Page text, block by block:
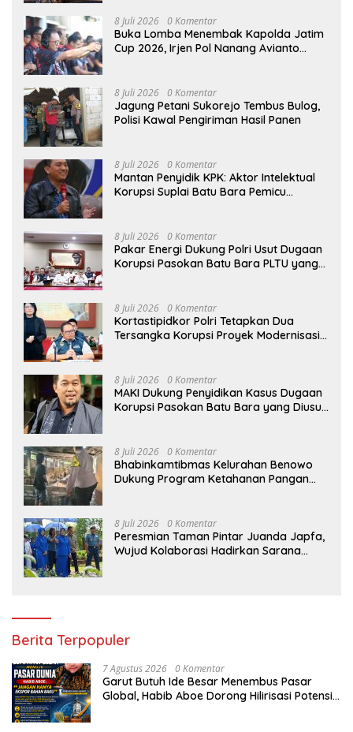
8 Juli 2026 0 Komentar
Buka Lomba Menembak Kapolda Jatim
Cup 2026, Irjen Pol Nanang Avianto
8 Juli 2026 0 Komentar
Jagung Petani Sukorejo Tembus Bulog,
Polisi Kawal Pengiriman Hasil Panen
8 Juli 2026 0 Komentar
Mantan Penyidik KPK: Aktor Intelektual
Korupsi Suplai Batu Bara Pemicu
8 Juli 2026 0 Komentar
Pakar Energi Dukung Polri Usut Dugaan
Korupsi Pasokan Batu Bara PLTU yang
8 Juli 2026 0 Komentar
Kortastipidkor Polri Tetapkan Dua
Tersangka Korupsi Proyek Modernisasi
8 Juli 2026 0 Komentar
MAKI Dukung Penyidikan Kasus Dugaan
Korupsi Pasokan Batu Bara yang Diusut
8 Juli 2026 0 Komentar
Bhabinkamtibmas Kelurahan Benowo
Dukung Program Ketahanan Pangan
8 Juli 2026 0 Komentar
Peresmian Taman Pintar Juanda Japfa,
Wujud Kolaborasi Hadirkan Sarana
Berita Terpopuler
7 Agustus 2026 0 Komentar
Garut Butuh Ide Besar Menembus Pasar
Global, Habib Aboe Dorong Hilirisasi Potensi